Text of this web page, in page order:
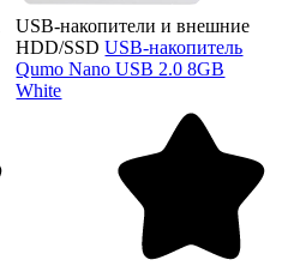
USB-накопители и внешние
HDD/SSD USB-накопитель
Qumo Nano USB 2.0 8GB
White